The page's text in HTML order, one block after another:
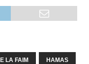
LA FAIM HAMAS